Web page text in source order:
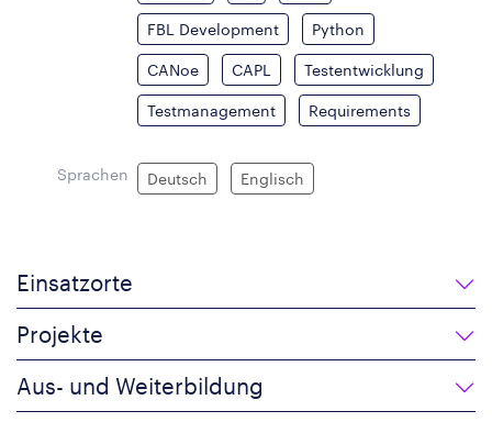
FBL Development Python
CANoe CAPL Testentwicklung
Testmanagement Requirements
Sprachen Deutsch Englisch
Einsatzorte
Projekte
Aus- und Weiterbildung